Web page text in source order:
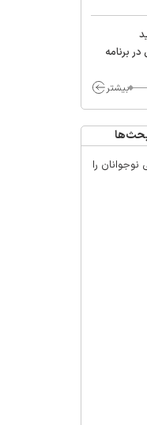
برنامه
چه
مردم
بزنند
بیشتر
را